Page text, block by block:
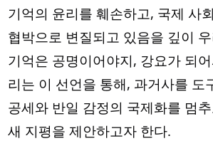
기억의 윤리를 훼손하고, 국제 사
협박으로 변질되고 있음을 깊이
기억은 공명이어야지, 강요가 되
리는 이 선언을 통해, 과거사를 도
공세와 반일 감정의 국제화를 멈추
새 지평을 제안하고자 한다.